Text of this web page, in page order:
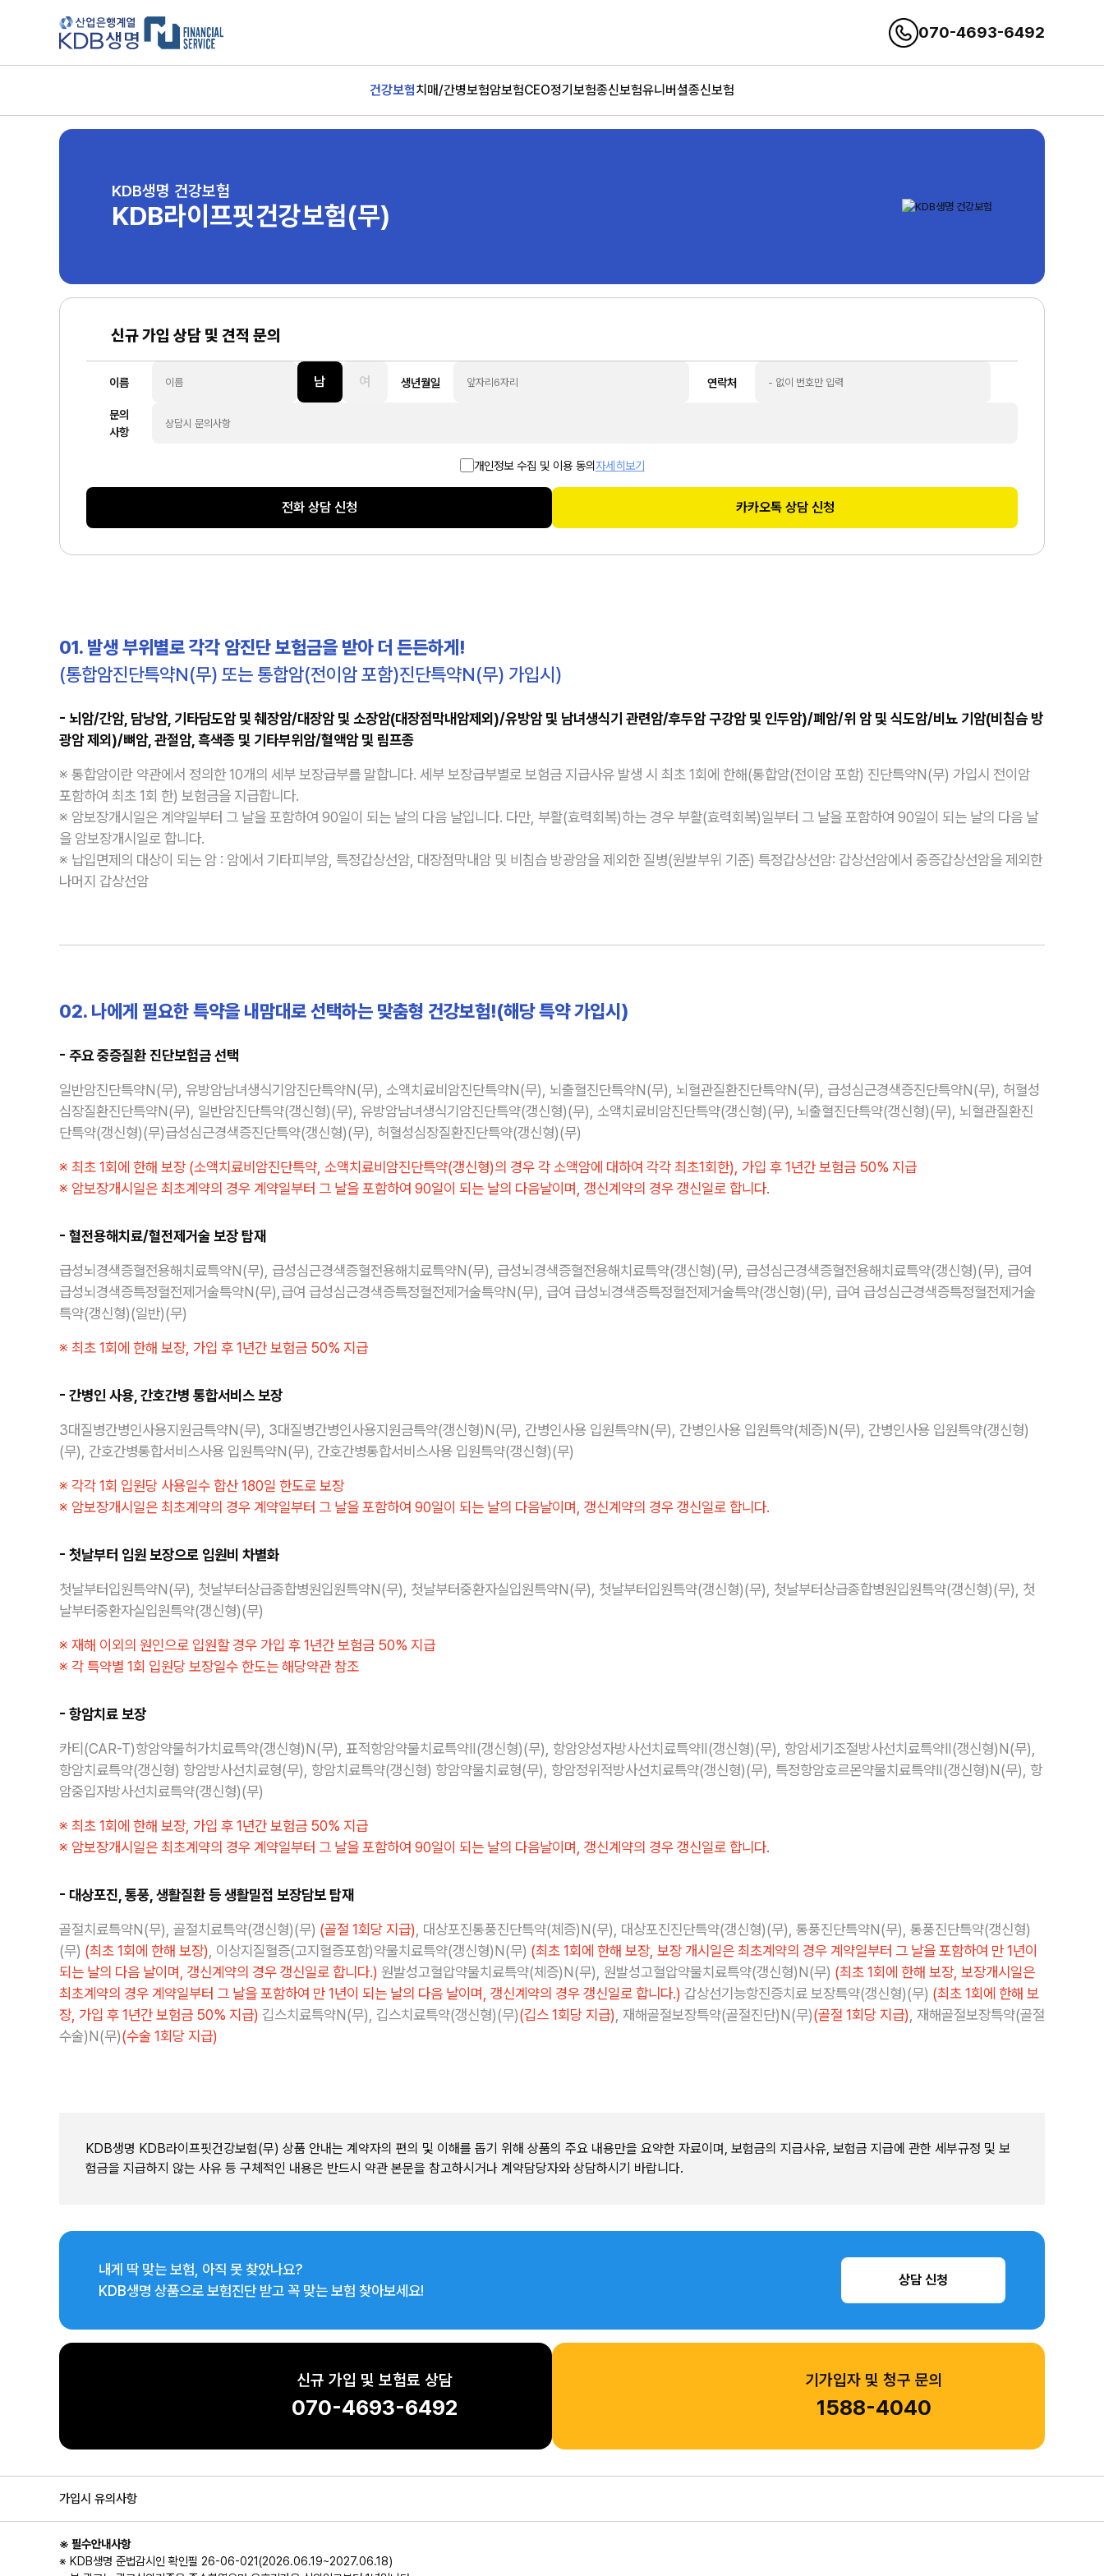
070-4693-6492
건강보험치매/간병보험암보험CEO정기보험종신보험유니버셜종신보험
KDB생명 건강보험
KDB라이프핏건강보험(무)
신규 가입 상담 및 견적 문의
이름 남 여 생년월일 연락처
문의
사항
개인정보 수집 및 이용 동의자세히보기
전화 상담 신청 카카오톡 상담 신청
01. 발생 부위별로 각각 암진단 보험금을 받아 더 든든하게!
(통합암진단특약N(무) 또는 통합암(전이암 포함)진단특약N(무) 가입시)
- 뇌암/간암, 담낭암, 기타담도암 및 췌장암/대장암 및 소장암(대장점막내암제외)/유방암 및 남녀생식기 관련암/후두암 구강암 및 인두암)/폐암/위 암 및 식도암/비뇨 기암(비침습 방
광암 제외)/뼈암, 관절암, 흑색종 및 기타부위암/혈액암 및 림프종
※ 통합암이란 약관에서 정의한 10개의 세부 보장급부를 말합니다. 세부 보장급부별로 보험금 지급사유 발생 시 최초 1회에 한해(통합암(전이암 포함) 진단특약N(무) 가입시 전이암
포함하여 최초 1회 한) 보험금을 지급합니다.
※ 암보장개시일은 계약일부터 그 날을 포함하여 90일이 되는 날의 다음 날입니다. 다만, 부활(효력회복)하는 경우 부활(효력회복)일부터 그 날을 포함하여 90일이 되는 날의 다음 날
을 암보장개시일로 합니다.
※ 납입면제의 대상이 되는 암 : 암에서 기타피부암, 특정갑상선암, 대장점막내암 및 비침습 방광암을 제외한 질병(원발부위 기준) 특정갑상선암: 갑상선암에서 중증갑상선암을 제외한
나머지 갑상선암
02. 나에게 필요한 특약을 내맘대로 선택하는 맞춤형 건강보험!(해당 특약 가입시)
- 주요 중증질환 진단보험금 선택
일반암진단특약N(무), 유방암남녀생식기암진단특약N(무), 소액치료비암진단특약N(무), 뇌출혈진단특약N(무), 뇌혈관질환진단특약N(무), 급성심근경색증진단특약N(무), 허혈성
심장질환진단특약N(무), 일반암진단특약(갱신형)(무), 유방암남녀생식기암진단특약(갱신형)(무), 소액치료비암진단특약(갱신형)(무), 뇌출혈진단특약(갱신형)(무), 뇌혈관질환진
단특약(갱신형)(무)급성심근경색증진단특약(갱신형)(무), 허혈성심장질환진단특약(갱신형)(무)
※ 최초 1회에 한해 보장 (소액치료비암진단특약, 소액치료비암진단특약(갱신형)의 경우 각 소액암에 대하여 각각 최초1회한), 가입 후 1년간 보험금 50% 지급
※ 암보장개시일은 최초계약의 경우 계약일부터 그 날을 포함하여 90일이 되는 날의 다음날이며, 갱신계약의 경우 갱신일로 합니다.
- 혈전용해치료/혈전제거술 보장 탑재
급성뇌경색증혈전용해치료특약N(무), 급성심근경색증혈전용해치료특약N(무), 급성뇌경색증혈전용해치료특약(갱신형)(무), 급성심근경색증혈전용해치료특약(갱신형)(무), 급여
급성뇌경색증특정혈전제거술특약N(무),급여 급성심근경색증특정혈전제거술특약N(무), 급여 급성뇌경색증특정혈전제거술특약(갱신형)(무), 급여 급성심근경색증특정혈전제거술
특약(갱신형)(일반)(무)
※ 최초 1회에 한해 보장, 가입 후 1년간 보험금 50% 지급
- 간병인 사용, 간호간병 통합서비스 보장
3대질병간병인사용지원금특약N(무), 3대질병간병인사용지원금특약(갱신형)N(무), 간병인사용 입원특약N(무), 간병인사용 입원특약(체증)N(무), 간병인사용 입원특약(갱신형)
(무), 간호간병통합서비스사용 입원특약N(무), 간호간병통합서비스사용 입원특약(갱신형)(무)
※ 각각 1회 입원당 사용일수 합산 180일 한도로 보장
※ 암보장개시일은 최초계약의 경우 계약일부터 그 날을 포함하여 90일이 되는 날의 다음날이며, 갱신계약의 경우 갱신일로 합니다.
- 첫날부터 입원 보장으로 입원비 차별화
첫날부터입원특약N(무), 첫날부터상급종합병원입원특약N(무), 첫날부터중환자실입원특약N(무), 첫날부터입원특약(갱신형)(무), 첫날부터상급종합병원입원특약(갱신형)(무), 첫
날부터중환자실입원특약(갱신형)(무)
※ 재해 이외의 원인으로 입원할 경우 가입 후 1년간 보험금 50% 지급
※ 각 특약별 1회 입원당 보장일수 한도는 해당약관 참조
- 항암치료 보장
카티(CAR-T)항암약물허가치료특약(갱신형)N(무), 표적항암약물치료특약Ⅱ(갱신형)(무), 항암양성자방사선치료특약Ⅱ(갱신형)(무), 항암세기조절방사선치료특약Ⅱ(갱신형)N(무),
항암치료특약(갱신형) 항암방사선치료형(무), 항암치료특약(갱신형) 항암약물치료형(무), 항암정위적방사선치료특약(갱신형)(무), 특정항암호르몬약물치료특약Ⅱ(갱신형)N(무), 항
암중입자방사선치료특약(갱신형)(무)
※ 최초 1회에 한해 보장, 가입 후 1년간 보험금 50% 지급
※ 암보장개시일은 최초계약의 경우 계약일부터 그 날을 포함하여 90일이 되는 날의 다음날이며, 갱신계약의 경우 갱신일로 합니다.
- 대상포진, 통풍, 생활질환 등 생활밀접 보장담보 탑재
골절치료특약N(무), 골절치료특약(갱신형)(무) (골절 1회당 지급) , 대상포진통풍진단특약(체증)N(무), 대상포진진단특약(갱신형)(무), 통풍진단특약N(무), 통풍진단특약(갱신형)
(무) (최초 1회에 한해 보장) , 이상지질혈증(고지혈증포함)약물치료특약(갱신형)N(무) (최초 1회에 한해 보장, 보장 개시일은 최초계약의 경우 계약일부터 그 날을 포함하여 만 1년이
되는 날의 다음 날이며, 갱신계약의 경우 갱신일로 합니다.) 원발성고혈압약물치료특약(체증)N(무), 원발성고혈압약물치료특약(갱신형)N(무) (최초 1회에 한해 보장, 보장개시일은
최초계약의 경우 계약일부터 그 날을 포함하여 만 1년이 되는 날의 다음 날이며, 갱신계약의 경우 갱신일로 합니다.) 갑상선기능항진증치료 보장특약(갱신형)(무) (최초 1회에 한해 보
장, 가입 후 1년간 보험금 50% 지급) 깁스치료특약N(무), 깁스치료특약(갱신형)(무)(깁스 1회당 지급) , 재해골절보장특약(골절진단)N(무)(골절 1회당 지급) , 재해골절보장특약(골절
수술)N(무)(수술 1회당 지급)
KDB생명 KDB라이프핏건강보험(무) 상품 안내는 계약자의 편의 및 이해를 돕기 위해 상품의 주요 내용만을 요약한 자료이며, 보험금의 지급사유, 보험금 지급에 관한 세부규정 및 보
험금을 지급하지 않는 사유 등 구체적인 내용은 반드시 약관 본문을 참고하시거나 계약담당자와 상담하시기 바랍니다.
내게 딱 맞는 보험, 아직 못 찾았나요?
KDB생명 상품으로 보험진단 받고 꼭 맞는 보험 찾아보세요!
상담 신청
신규 가입 및 보험료 상담
070-4693-6492
기가입자 및 청구 문의
1588-4040
가입시 유의사항
※ 필수안내사항
※ KDB생명 준법감시인 확인필 26-06-021(2026.06.19~2027.06.18)